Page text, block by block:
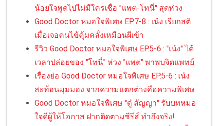
น้อยใจพูดไปไม่มีใครเชื่อ "แพต-โทนี่" สุดห่วง
Good Doctor หมอใจพิเศษ EP.7-8 : เน๋ง เรียกสติ
เมื่อเจอคนไข้คุ้มคลั่งเหมือนผีเข้า
รีวิว Good Doctor หมอใจพิเศษ EP.5-6 : "เน๋ง" ได้
เวลาปล่อยของ "โทนี่" ห่วง "แพต" พาพบจิตแพทย์
เรื่องย่อ Good Doctor หมอใจพิเศษ EP.5-6 : เน๋ง
สะท้อนมุมมอง จากความแตกต่างคือความพิเศษ
Good Doctor หมอใจพิเศษ "ดู๋ สัญญา" รับบทหมอ
ใจดีผู้ให้โอกาส ฝากติดตามซีรีส์ ทำถึงจริง!